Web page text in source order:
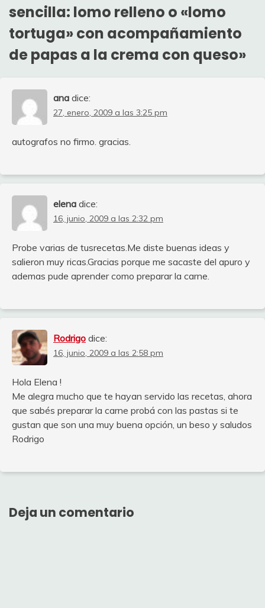
sencilla: lomo relleno o «lomo
tortuga» con acompañamiento
de papas a la crema con queso»
ana dice:
27, enero, 2009 a las 3:25 pm
autografos no firmo. gracias.
elena dice:
16, junio, 2009 a las 2:32 pm
Probe varias de tusrecetas.Me diste buenas ideas y
salieron muy ricas.Gracias porque me sacaste del apuro y
ademas pude aprender como preparar la carne.
Rodrigo dice:
16, junio, 2009 a las 2:58 pm
Hola Elena !
Me alegra mucho que te hayan servido las recetas, ahora
que sabés preparar la carne probá con las pastas si te
gustan que son una muy buena opción, un beso y saludos
Rodrigo
Deja un comentario